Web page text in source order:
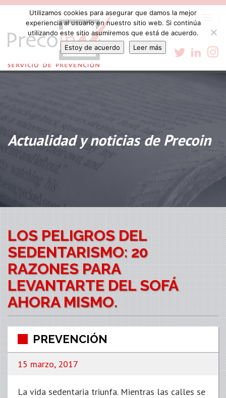
Actualidad y noticias de Precoin
LOS PELIGROS DEL
SEDENTARISMO: 20
RAZONES PARA
LEVANTARTE DEL SOFÁ
AHORA MISMO.
PREVENCIÓN
15 marzo, 2017
La vida sedentaria triunfa. Mientras las calles se
Utilizamos cookies para asegurar que damos la mejor
experiencia al usuario en nuestro sitio web. Si continúa
utilizando este sitio asumiremos que está de acuerdo.
Estoy de acuerdo
Leer más